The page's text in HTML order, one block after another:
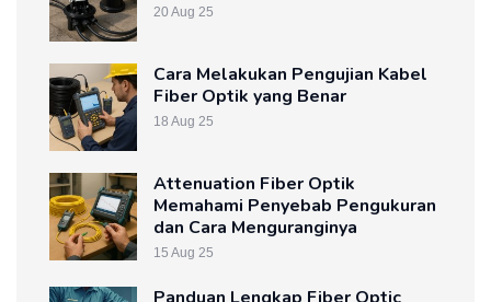
20 Aug 25
Cara Melakukan Pengujian Kabel
Fiber Optik yang Benar
18 Aug 25
Attenuation Fiber Optik
Memahami Penyebab Pengukuran
dan Cara Menguranginya
15 Aug 25